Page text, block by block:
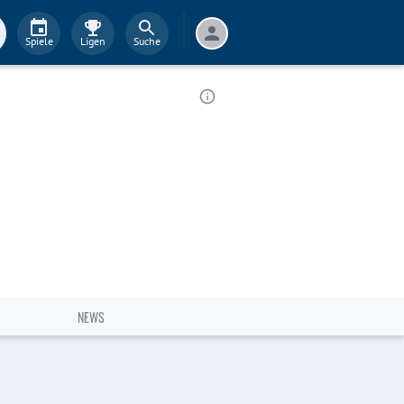
Spiele Ligen Suche
NEWS